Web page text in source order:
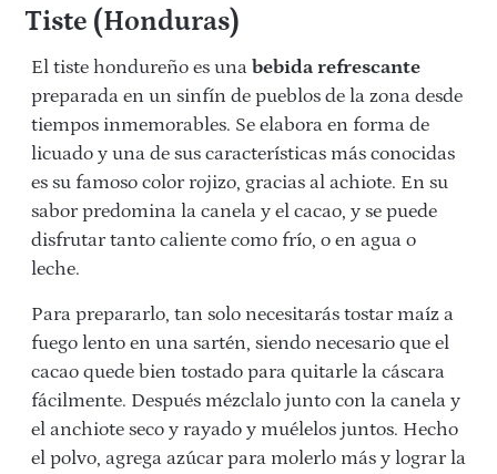
Tiste (Honduras)
El tiste hondureño es una bebida refrescante
preparada en un sinfín de pueblos de la zona desde
tiempos inmemorables. Se elabora en forma de
licuado y una de sus características más conocidas
es su famoso color rojizo, gracias al achiote. En su
sabor predomina la canela y el cacao, y se puede
disfrutar tanto caliente como frío, o en agua o
leche.
Para prepararlo, tan solo necesitarás tostar maíz a
fuego lento en una sartén, siendo necesario que el
cacao quede bien tostado para quitarle la cáscara
fácilmente. Después mézclalo junto con la canela y
el anchiote seco y rayado y muélelos juntos. Hecho
el polvo, agrega azúcar para molerlo más y lograr la